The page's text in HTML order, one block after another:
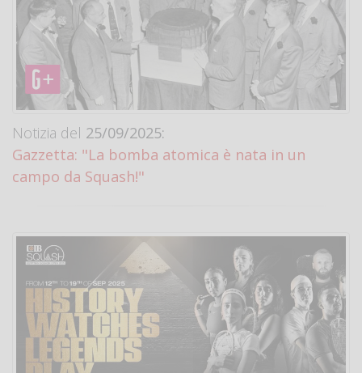
Notizia del 25/09/2025:
Gazzetta: "La bomba atomica è nata in un
campo da Squash!"